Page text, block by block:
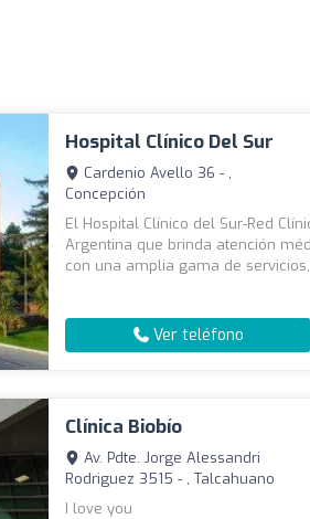
Hospital Clínico Del Sur
Cardenio Avello 36 - ,
Concepción
El Hospital Clínico del Sur-Red
Argentina que brinda atención
con una amplia gama de
Ver teléfono
Clínica Biobío
Av. Pdte. Jorge Alessandri
Rodriguez 3515 - , Talcahuano
I love you